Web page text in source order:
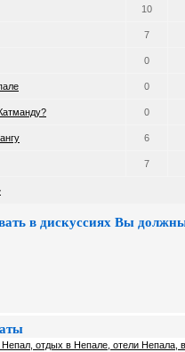
10
7
0
0
0
6
7
в дискуссиях Вы
отдых в Непале, отели Непала,